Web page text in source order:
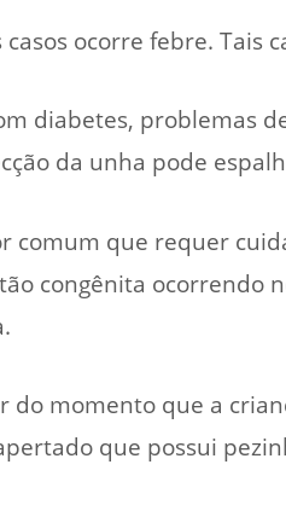
casos ocorre febre.
diabetes, problemas
da unha pode
comum que requer
congênita ocorrendo
do momento que a
que possui